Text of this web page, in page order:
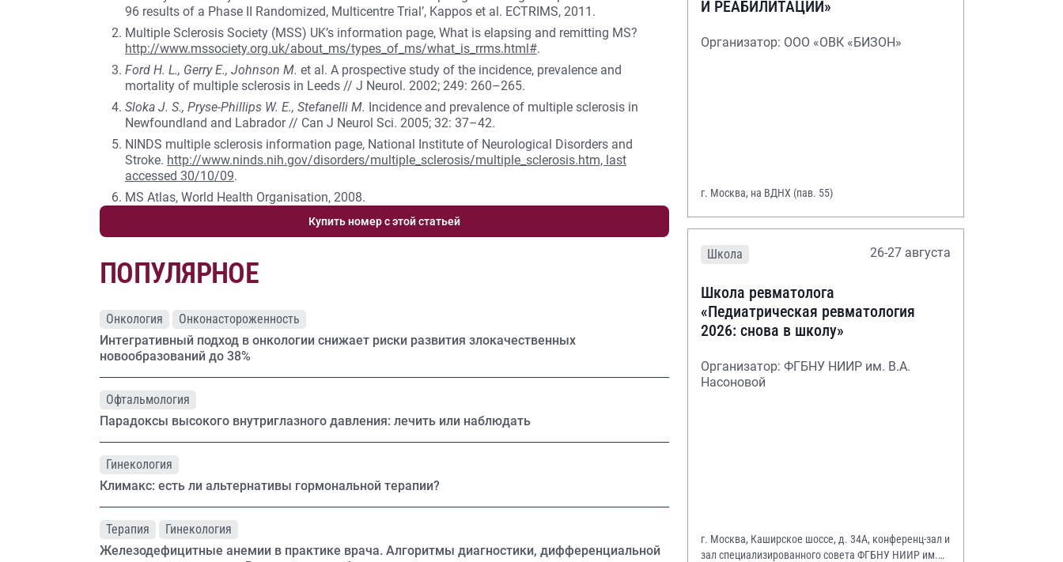
96 results of a Phase II Randomized, Multicentre Trial’, Kappos et al. ECTRIMS, 2011.
Multiple Sclerosis Society (MSS) UK’s information page, What is elapsing and remitting MS?
http://www.mssociety.org.uk/about_ms/types_of_ms/what_is_rrms.html#.
Ford H. L., Gerry E., Johnson M. et al. A prospective study of the incidence, prevalence and
mortality of multiple sclerosis in Leeds // J Neurol. 2002; 249: 260–265.
Sloka J. S., Pryse-Phillips W. E., Stefanelli M. Incidence and prevalence of multiple sclerosis in
Newfoundland and Labrador // Can J Neurol Sci. 2005; 32: 37–42.
NINDS multiple sclerosis information page, National Institute of Neurological Disorders and
Stroke. http://www.ninds.nih.gov/disorders/multiple_sclerosis/multiple_sclerosis.htm, last
accessed 30/10/09.
MS Atlas, World Health Organisation, 2008.
Купить номер с этой статьей
ПОПУЛЯРНОЕ
Онкология
Онконастороженность
Интегративный подход в онкологии снижает риски развития злокачественных
новообразований до 38%
Офтальмология
Парадоксы высокого внутриглазного давления: лечить или наблюдать
Гинекология
Климакс: есть ли альтернативы гормональной терапии?
Терапия
Гинекология
Железодефицитные анемии в практике врача. Алгоритмы диагностики, дифференциальной
И РЕАБИЛИТАЦИИ»
Организатор: ООО «ОВК «БИЗОН»
г. Москва, на ВДНХ (пав. 55)
Школа 26-27 августа
Школа ревматолога
«Педиатрическая ревматология
2026: снова в школу»
Организатор: ФГБНУ НИИР им. В.А.
Насоновой
г. Москва, Каширское шоссе, д. 34А, конференц-зал и
зал специализированного совета ФГБНУ НИИР им.